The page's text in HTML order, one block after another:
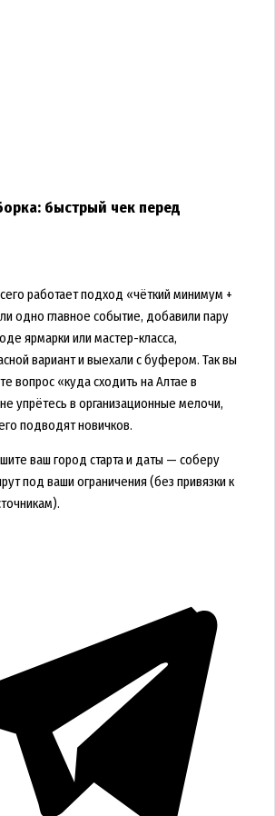
быстрый чек перед
работает подход «чёткий минимум +
одно главное событие, добавили пару
ярмарки или мастер-класса,
вариант и выехали с буфером. Так вы
вопрос «куда сходить на Алтае в
упрётесь в организационные мелочи,
подводят новичков.
ваш город старта и даты — соберу
под ваши ограничения (без привязки к